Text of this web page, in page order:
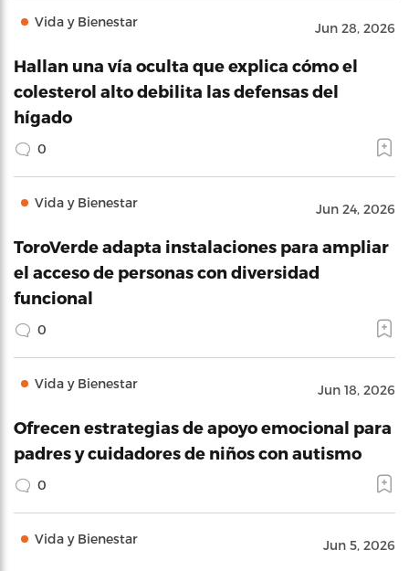
Vida y Bienestar Jun 28, 2026
Hallan una vía oculta que explica cómo el
colesterol alto debilita las defensas del
hígado
0
Vida y Bienestar Jun 24, 2026
ToroVerde adapta instalaciones para ampliar
el acceso de personas con diversidad
funcional
0
Vida y Bienestar Jun 18, 2026
Ofrecen estrategias de apoyo emocional para
padres y cuidadores de niños con autismo
0
Vida y Bienestar Jun 5, 2026